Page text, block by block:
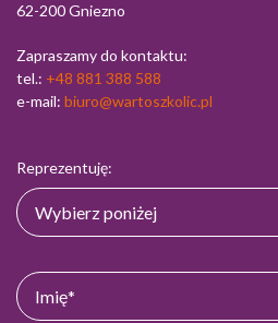
62-200 Gniezno
Zapraszamy do kontaktu:
tel.: +48 881 388 588
e-mail: biuro@wartoszkolic.pl
Reprezentuję: